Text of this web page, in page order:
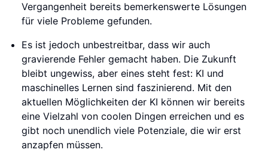
Vergangenheit bereits bemerkenswerte Lösungen
für viele Probleme gefunden.
Es ist jedoch unbestreitbar, dass wir auch
gravierende Fehler gemacht haben. Die Zukunft
bleibt ungewiss, aber eines steht fest: KI und
maschinelles Lernen sind faszinierend. Mit den
aktuellen Möglichkeiten der KI können wir bereits
eine Vielzahl von coolen Dingen erreichen und es
gibt noch unendlich viele Potenziale, die wir erst
anzapfen müssen.